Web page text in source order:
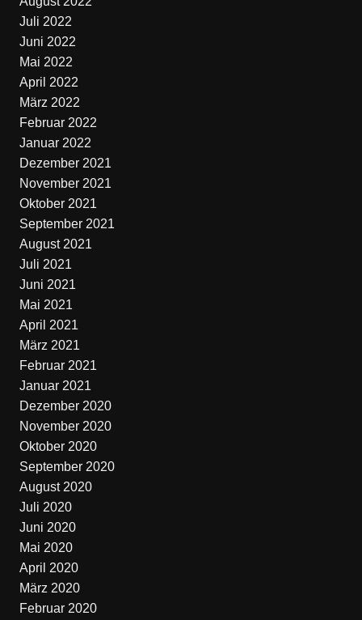
Juli 2022
Juni 2022
Mai 2022
April 2022
März 2022
Februar 2022
Januar 2022
Dezember 2021
November 2021
Oktober 2021
September 2021
August 2021
Juli 2021
Juni 2021
Mai 2021
April 2021
März 2021
Februar 2021
Januar 2021
Dezember 2020
November 2020
Oktober 2020
September 2020
August 2020
Juli 2020
Juni 2020
Mai 2020
April 2020
März 2020
Februar 2020